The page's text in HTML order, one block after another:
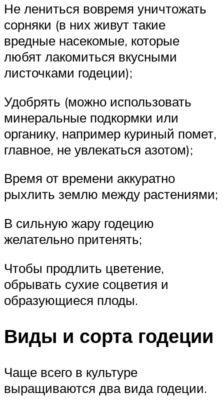
Не лениться вовремя уничтожать
сорняки (в них живут такие
вредные насекомые, которые
любят лакомиться вкусными
листочками годеции);
Удобрять (можно использовать
минеральные подкормки или
органику, например куриный помет,
главное, не увлекаться азотом);
Время от времени аккуратно
рыхлить землю между растениями;
В сильную жару годецию
желательно притенять;
Чтобы продлить цветение,
обрывать сухие соцветия и
образующиеся плоды.
Виды и сорта годеции
Чаще всего в культуре
выращиваются два вида годеции.